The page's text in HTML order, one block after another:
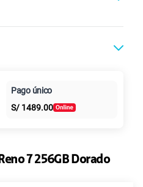
125GBen alta velocidad
79.90 S/
50% dto. x 6 meses
S/ 95.90 S/47.95
Claro
intereses
Pago único
S/ 1489.00
Reno 7 256GB Dorado